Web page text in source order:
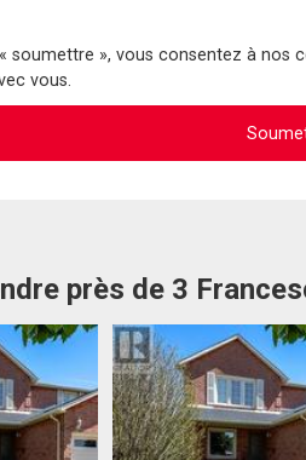
soumettre », vous consentez à
vous.
près de 3